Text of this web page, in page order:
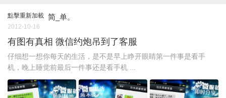
點擊重新加載 简_单。
2012-10-16
有图有真相 微信约炮吊到了客服
仔细想一想你每天的生活，是不是早上睁开眼睛第一件事是看手
机，晚上睡觉前最后一件事还是看手机 ...